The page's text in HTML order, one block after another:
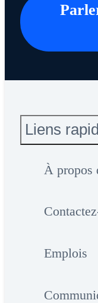
Liens
À propos
Emplois